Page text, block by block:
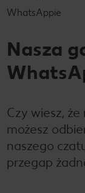
WhatsAppie
Nasza
Czy wiesz,
możesz
naszego
przegap